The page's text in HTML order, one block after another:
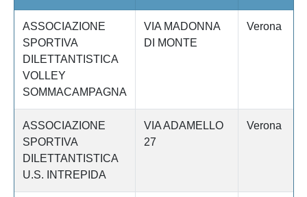
ASSOCIAZIONE
SPORTIVA
DILETTANTISTICA
VOLLEY
SOMMACAMPAGNA
VIA MADONNA
DI MONTE
Verona
ASSOCIAZIONE
SPORTIVA
DILETTANTISTICA
U.S. INTREPIDA
VIA ADAMELLO
27
Verona